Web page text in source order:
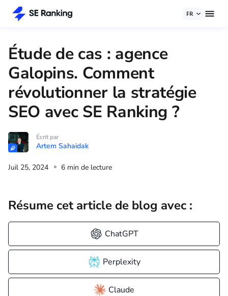
FR
Étude de cas : agence
Galopins. Comment
révolutionner la stratégie
SEO avec SE Ranking ?
Écrit par
Artem Sahaidak
Juil 25, 2024 6 min de lecture
Résume cet article de blog avec :
ChatGPT
Perplexity
Claude